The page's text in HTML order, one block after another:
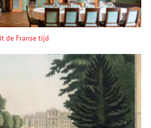
de Franse tijd